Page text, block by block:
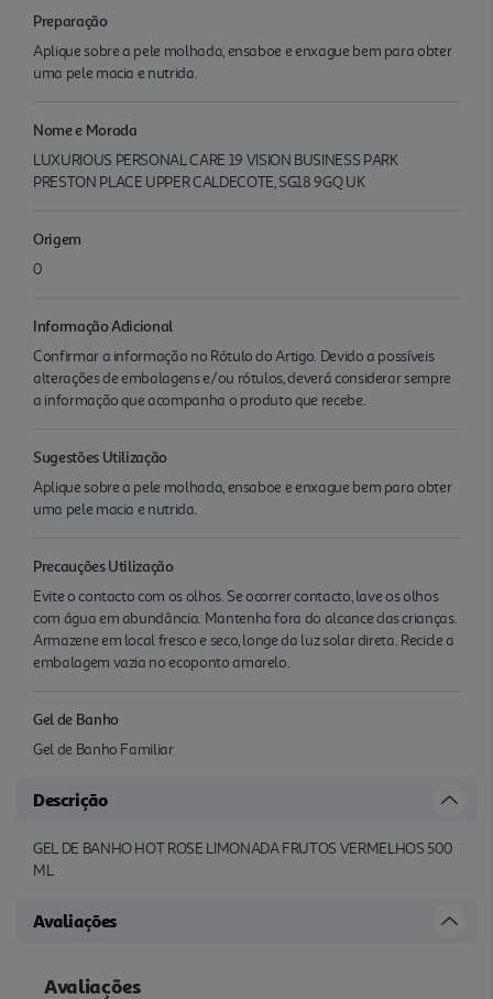
Preparação
Aplique sobre a pele molhada, ensaboe e enxague bem para obter
uma pele macia e nutrida.
Nome e Morada
LUXURIOUS PERSONAL CARE 19 VISION BUSINESS PARK
PRESTON PLACE UPPER CALDECOTE, SG18 9GQ UK
Origem
0
Informação Adicional
Confirmar a informação no Rótulo do Artigo. Devido a possíveis
alterações de embalagens e/ou rótulos, deverá considerar sempre
a informação que acompanha o produto que recebe.
Sugestões Utilização
Aplique sobre a pele molhada, ensaboe e enxague bem para obter
uma pele macia e nutrida.
Precauções Utilização
Evite o contacto com os olhos. Se ocorrer contacto, lave os olhos
com água em abundância. Mantenha fora do alcance das crianças.
Armazene em local fresco e seco, longe da luz solar direta. Recicle a
embalagem vazia no ecoponto amarelo.
Gel de Banho
Gel de Banho Familiar
Descrição
GEL DE BANHO HOT ROSE LIMONADA FRUTOS VERMELHOS 500
ML
Avaliações